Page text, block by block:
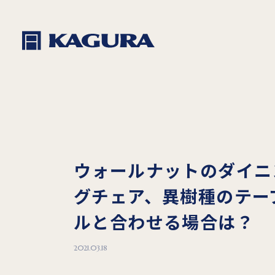
ウォールナットのダイ
グチェア、異樹種のテー
ルと合わせる場合は？
2021.03.18